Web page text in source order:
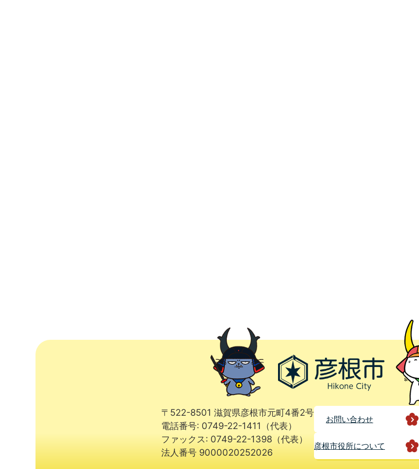
〒522-8501 滋賀県彦根市元町4番2号
電話番号: 0749-22-1411（代表）
ファックス: 0749-22-1398（代表）
法人番号 9000020252026
お問い合わせ
彦根市役所について